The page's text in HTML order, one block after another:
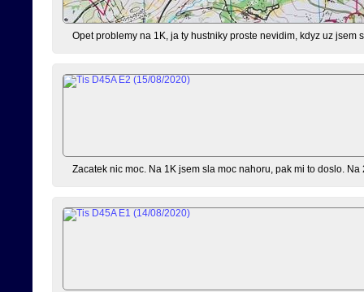
Opet problemy na 1K, ja ty hustniky proste nevidim, kdyz uz
Zacatek nic moc. Na 1K jsem sla moc nahoru, pak mi to doslo.